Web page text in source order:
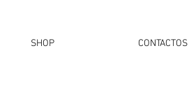
SHOP CONTACTOS